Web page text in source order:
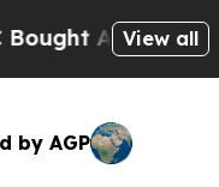
to MonitorView all
by AGP